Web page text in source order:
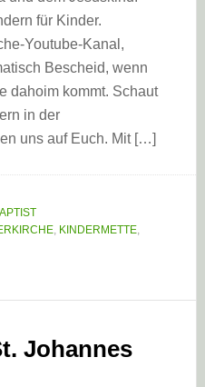
für Kinder.
Youtube-Kanal,
Bescheid, wenn
dahoim kommt. Schaut
in der
uns auf Euch. Mit […]
, KINDERMETTE,
Johannes